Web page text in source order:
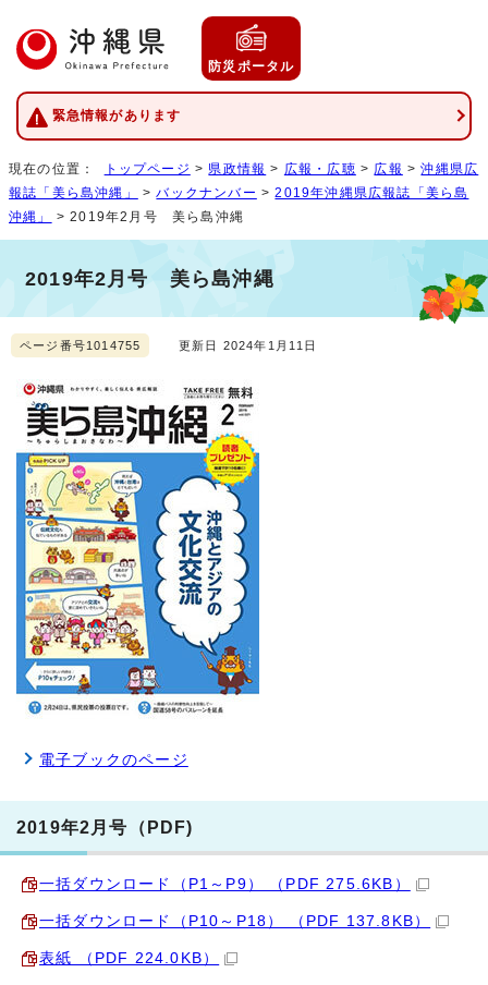
防災ポータル
緊急情報があります
現在の位置： トップページ > 県政情報 > 広報・広聴 > 広報 >沖縄県広
報誌「美ら島沖縄」
>バックナンバー >2019年沖縄県広報誌「美ら島
沖縄」
> 2019年2月号 美ら島沖縄
2019年2月号 美ら島沖縄
ページ番号1014755 更新日 2024年1月11日
電子ブックのページ
2019年2月号（PDF)
一括ダウンロード（P1～P9） （PDF 275.6KB）
一括ダウンロード（P10～P18） （PDF 137.8KB）
表紙 （PDF 224.0KB）